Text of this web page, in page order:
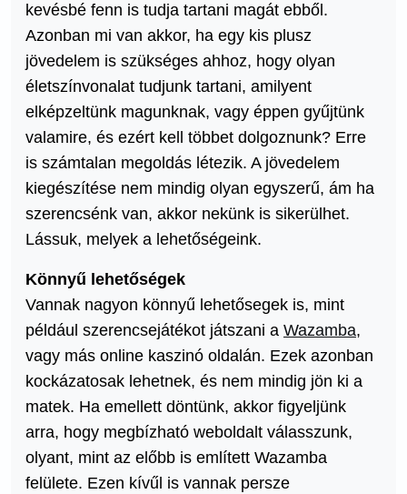
kevésbé fenn is tudja tartani magát ebből.
Azonban mi van akkor, ha egy kis plusz
jövedelem is szükséges ahhoz, hogy olyan
életszínvonalat tudjunk tartani, amilyent
elképzeltünk magunknak, vagy éppen gyűjtünk
valamire, és ezért kell többet dolgoznunk? Erre
is számtalan megoldás létezik. A jövedelem
kiegészítése nem mindig olyan egyszerű, ám ha
szerencsénk van, akkor nekünk is sikerülhet.
Lássuk, melyek a lehetőségeink.
Könnyű lehetőségek
Vannak nagyon könnyű lehetősegek is, mint
például szerencsejátékot játszani a Wazamba,
vagy más online kaszinó oldalán. Ezek azonban
kockázatosak lehetnek, és nem mindig jön ki a
matek. Ha emellett döntünk, akkor figyeljünk
arra, hogy megbízható weboldalt válasszunk,
olyant, mint az előbb is említett Wazamba
felülete. Ezen kívűl is vannak persze